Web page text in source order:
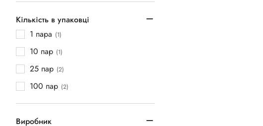
Кількість в упаковці
1 пара (1)
10 пар (1)
25 пар (2)
100 пар (2)
Виробник